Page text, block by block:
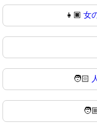
👧🏿 女
🧑🏻